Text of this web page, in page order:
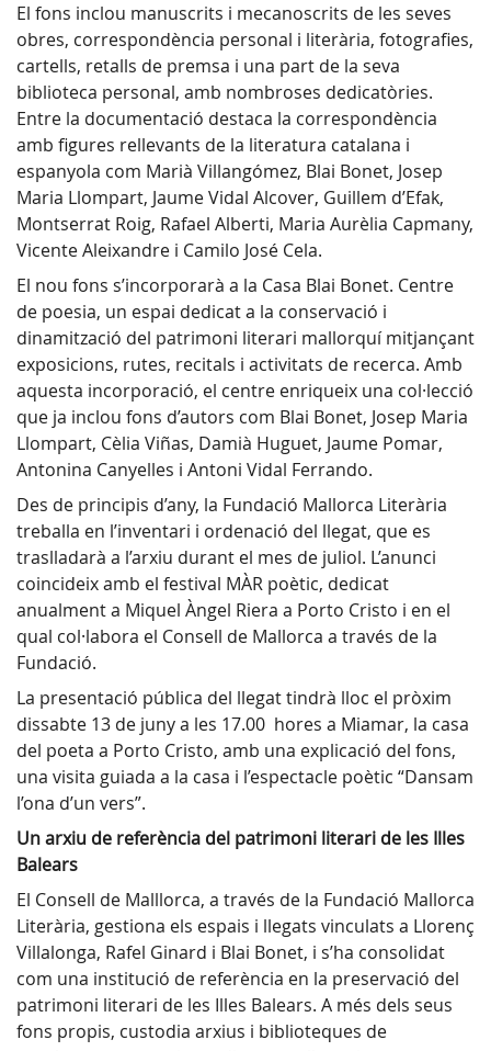
El fons inclou manuscrits i mecanoscrits de les seves
obres, correspondència personal i literària, fotografies,
cartells, retalls de premsa i una part de la seva
biblioteca personal, amb nombroses dedicatòries.
Entre la documentació destaca la correspondència
amb figures rellevants de la literatura catalana i
espanyola com Marià Villangómez, Blai Bonet, Josep
Maria Llompart, Jaume Vidal Alcover, Guillem d’Efak,
Montserrat Roig, Rafael Alberti, Maria Aurèlia Capmany,
Vicente Aleixandre i Camilo José Cela.
El nou fons s’incorporarà a la Casa Blai Bonet. Centre
de poesia, un espai dedicat a la conservació i
dinamització del patrimoni literari mallorquí mitjançant
exposicions, rutes, recitals i activitats de recerca. Amb
aquesta incorporació, el centre enriqueix una col·lecció
que ja inclou fons d’autors com Blai Bonet, Josep Maria
Llompart, Cèlia Viñas, Damià Huguet, Jaume Pomar,
Antonina Canyelles i Antoni Vidal Ferrando.
Des de principis d’any, la Fundació Mallorca Literària
treballa en l’inventari i ordenació del llegat, que es
traslladarà a l’arxiu durant el mes de juliol. L’anunci
coincideix amb el festival MÀR poètic, dedicat
anualment a Miquel Àngel Riera a Porto Cristo i en el
qual col·labora el Consell de Mallorca a través de la
Fundació.
La presentació pública del llegat tindrà lloc el pròxim
dissabte 13 de juny a les 17.00 hores a Miamar, la casa
del poeta a Porto Cristo, amb una explicació del fons,
una visita guiada a la casa i l’espectacle poètic “Dansam
l’ona d’un vers”.
Un arxiu de referència del patrimoni literari de les Illes
Balears
El Consell de Malllorca, a través de la Fundació Mallorca
Literària, gestiona els espais i llegats vinculats a Llorenç
Villalonga, Rafel Ginard i Blai Bonet, i s’ha consolidat
com una institució de referència en la preservació del
patrimoni literari de les Illes Balears. A més dels seus
fons propis, custodia arxius i biblioteques de